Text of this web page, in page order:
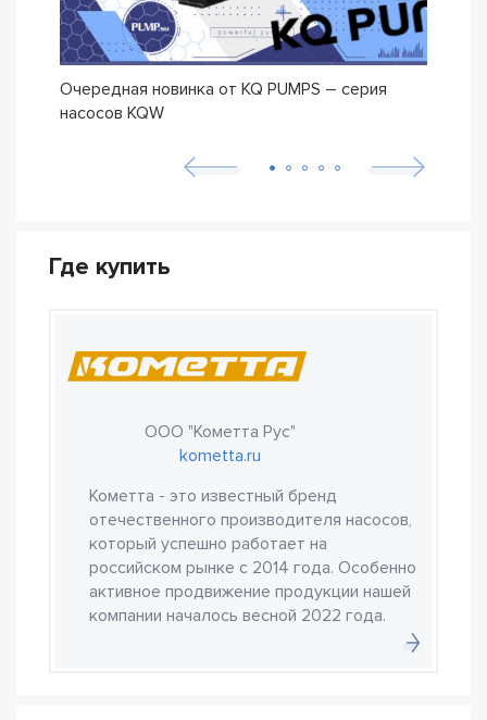
Очередная новинка от KQ PUMPS – серия
насосов KQW
Где купить
ООО "Кометта Рус"
kometta.ru
Кометта - это известный бренд
отечественного производителя насосов,
который успешно работает на
российском рынке с 2014 года. Особенно
активное продвижение продукции нашей
компании началось весной 2022 года.